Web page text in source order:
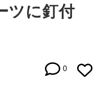
ツに釘付
0